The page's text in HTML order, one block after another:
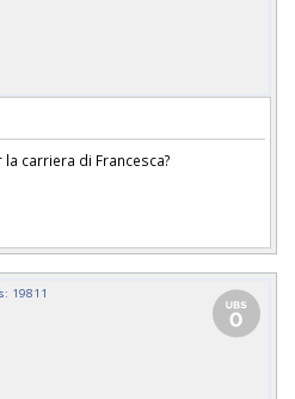
carriera di Francesca?
19811